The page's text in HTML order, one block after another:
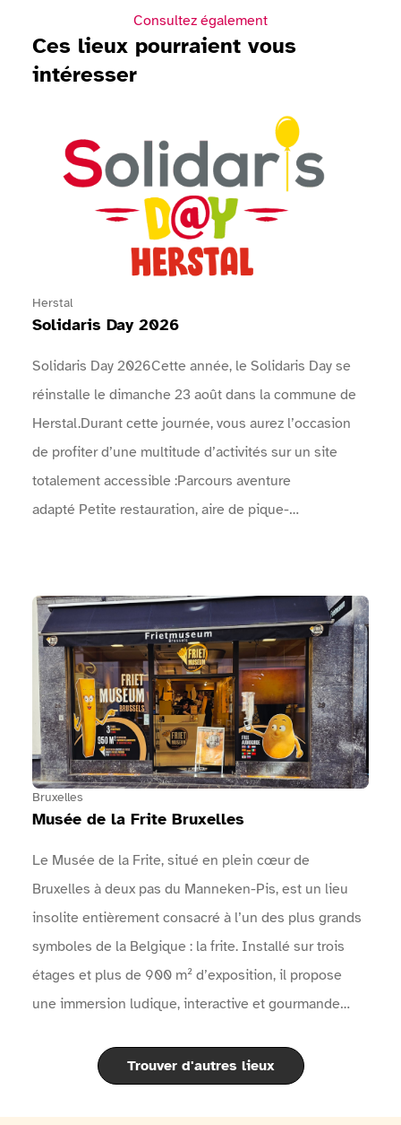
Consultez également
Ces lieux pourraient vous
intéresser
Herstal
Solidaris Day 2026
Solidaris Day 2026Cette année, le Solidaris Day se
réinstalle le dimanche 23 août dans la commune de
Herstal.Durant cette journée, vous aurez l’occasion
de profiter d’une multitude d’activités sur un site
totalement accessible :Parcours aventure
adapté Petite restauration, aire de pique-
dimanche 23 août ! Vous ne serez pas déçus !Le
programme complet des concerts, animations, sports,
… : Une arche permet d'identifier l'entrée de
l'événement.Un point info est présent près des
entrées.Des zones sanitaires sont à disposition.Des
points d'eau sont mis à disposition.Une vidéo en
langue des signes réalisée par Surdimobil, présente
l'événement sur le site internet de l'événement
Bruxelles
Musée de la Frite Bruxelles
Le Musée de la Frite, situé en plein cœur de
Bruxelles à deux pas du Manneken-Pis, est un lieu
insolite entièrement consacré à l’un des plus grands
symboles de la Belgique : la frite. Installé sur trois
étages et plus de 900 m² d’exposition, il propose
une immersion ludique, interactive et gourmande
la célèbre frite belge.À travers des expositions
modernes, des objets historiques, des films, des quiz
interactifs et un audioguide disponible en 11 langues,
Voir Musée de la Frite Bruxelles
Trouver d'autres lieux